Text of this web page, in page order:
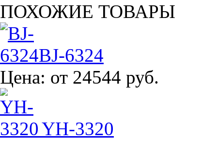
ПОХОЖИЕ ТОВАРЫ
BJ-6324
Цена: от 24544 руб.
YH-3320